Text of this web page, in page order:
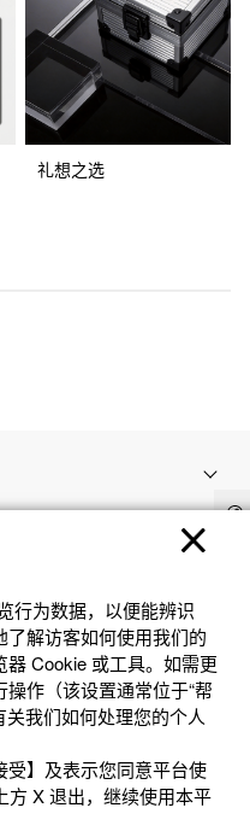
礼想之选
⾏为数据，以便能辨识
解访客如何使⽤我们的
Cookie 或⼯具。如需更
作（该设置通常位于“帮
关我们如何处理您的个⼈
】及表示您同意平台使
⽅ X 退出，继续使⽤本平